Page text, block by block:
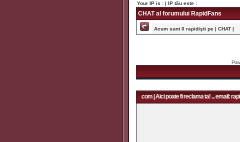
Your IP is : | IP tău este :
CHAT al forumului RapidFans
Acum sunt 0 rapidişti pe | CHAT |
Aici poate fi reclama ta! ... email: rapidfans@gmail.com | Aici poate fi reclama ta! ... email: